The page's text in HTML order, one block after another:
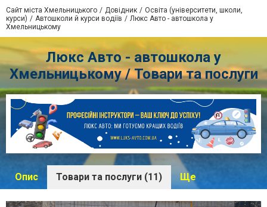
Сайт міста Хмельницького Довідник
Освіта (університети, школи,
курси)
Автошколи й курси водіїв
Люкс Авто - автошкола у
Хмельницькому
Люкс Авто - автошкола у
Хмельницькому / Товари та послуги
Опис Товари та послуги (11) Ще